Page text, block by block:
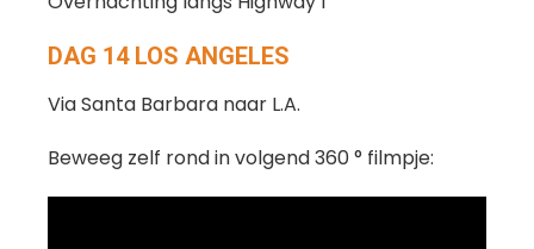
DAG 14 LOS ANGELES
Via Santa Barbara naar L.A.
Beweeg zelf rond in volgend 360 ° filmpje: